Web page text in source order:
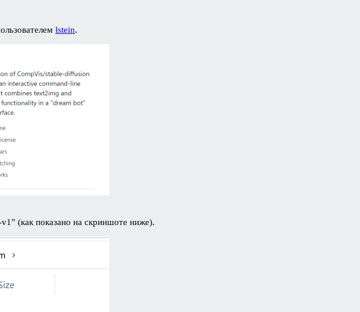
lstein.
(как показано на скриншоте ниже).